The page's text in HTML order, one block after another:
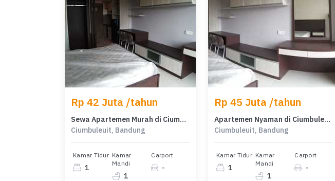
Rp 42 Juta /tahun
Sewa Apartemen Murah di Ciumbuleuit, Bandung, 1 KT
Ciumbuleuit, Bandung
Kamar Tidur
1
Kamar
Mandi
1
Carport
-
Rp 45 Juta /tahun
Apartemen Nyaman di Ciumbuleuit, Bandung, Harga Murah 45 Juta /tahun
Ciumbuleuit, Bandung
Kamar Tidur
1
Kamar
Mandi
1
Carport
-